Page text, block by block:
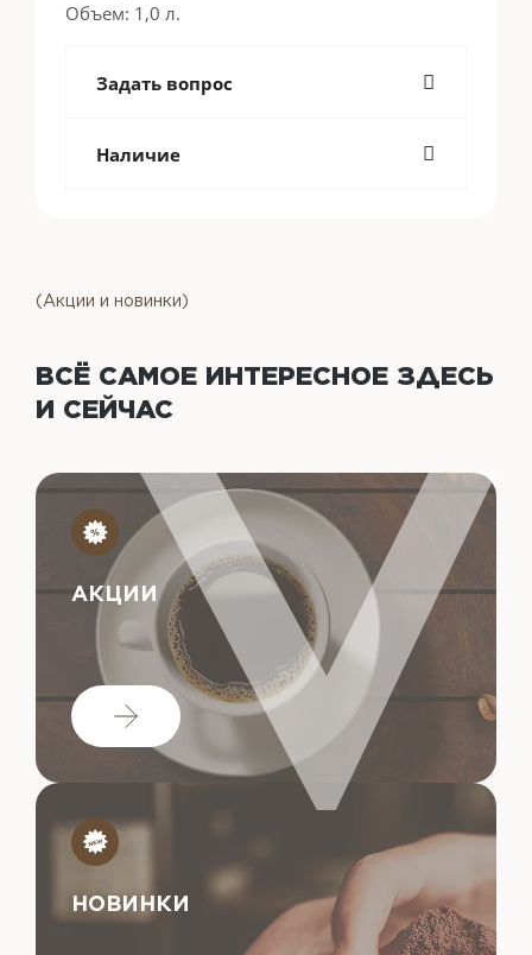
Объем: 1,0 л.
Задать вопрос
Наличие
(Акции и новинки)
ВСЁ САМОЕ ИНТЕРЕСНОЕ ЗДЕСЬ
И СЕЙЧАС
АКЦИИ
НОВИНКИ